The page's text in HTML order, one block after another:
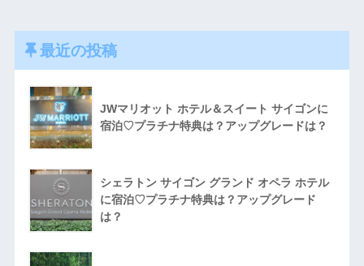
最近の投稿
JWマリオット ホテル＆スイート サイゴンに
宿泊♡プラチナ特典は？アップグレードは？
シェラトン サイゴン グランド オペラ ホテル
に宿泊♡プラチナ特典は？アップグレード
は？